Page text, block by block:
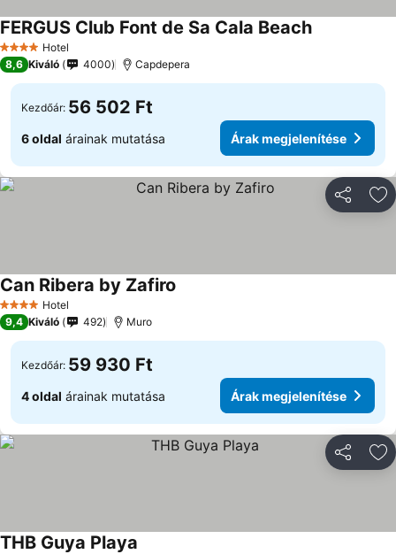
4 KategóriaHotel
FERGUS Club Font de Sa Cala Beach
8,6 Kiváló 4000 Capdepera
Kezdőár: 56 502 Ft
6 oldal árainak mutatása Árak megjelenítése
4 KategóriaHotel
Can Ribera by Zafiro
9,4 Kiváló 492 Muro
Kezdőár: 59 930 Ft
4 oldal árainak mutatása Árak megjelenítése
THB Guya Playa